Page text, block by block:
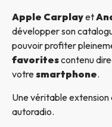
Apple Carplayet
développer son
pouvoir profiter
favoritescontenu
votresmartphone.
Une véritable
autoradio.